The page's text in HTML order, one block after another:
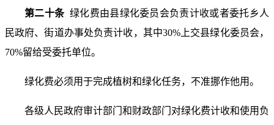
第二十条 绿化费由县绿化委员会负责计收或者委托乡人
民政府、街道办事处负责计收，其中30%上交县绿化委员会，
70%留给受委托单位。
绿化费必须用于完成植树和绿化任务，不准挪作他用。
各级人民政府审计部门和财政部门对绿化费计收和使用负